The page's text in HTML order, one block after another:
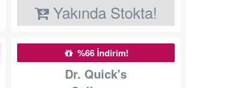
Yakında Stokta!
%66 İndirim!
Dr. Quick's